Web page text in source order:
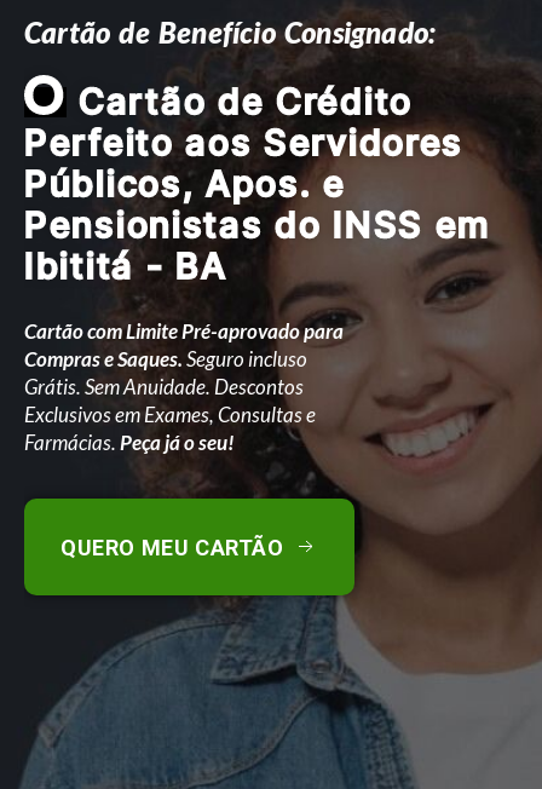
Cartão de Benefício Consignado:
O Cartão de Crédito
Perfeito aos Servidores
Públicos, Apos. e
Pensionistas do INSS em
Ibititá - BA
Cartão com Limite Pré-aprovado para
Compras e Saques.Seguro incluso
Grátis. Sem Anuidade. Descontos
Exclusivos em Exames, Consultas e
Farmácias.Peça já o seu!
QUERO MEU CARTÃO